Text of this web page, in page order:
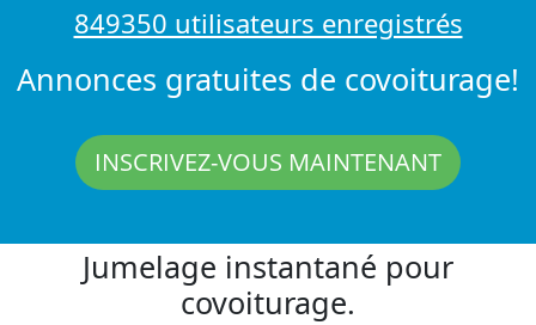
849350 utilisateurs enregistrés
Annonces gratuites de covoiturage!
INSCRIVEZ-VOUS MAINTENANT
Jumelage instantané pour
covoiturage.